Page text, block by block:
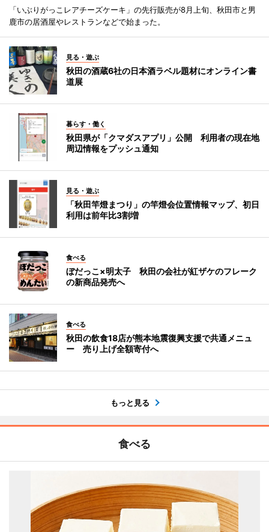
「いぶりがっこレアチーズケーキ」の先行販売が8月上旬、秋田市と男
鹿市の居酒屋やレストランなどで始まった。
見る・遊ぶ
秋田の酒蔵6社の日本酒ラベル題材にオンライン書
道展
暮らす・働く
秋田県が「クマダスアプリ」公開 利用者の現在地
周辺情報をプッシュ通知
見る・遊ぶ
「秋田竿燈まつり」の竿燈会位置情報マップ、初日
利用は前年比3割増
食べる
ぼだっこ×明太子 秋田の会社が紅ザケのフレーク
の新商品発売へ
食べる
秋田の飲食18店が熊本地震復興支援で共通メニュ
ー 売り上げ全額寄付へ
もっと見る
食べる